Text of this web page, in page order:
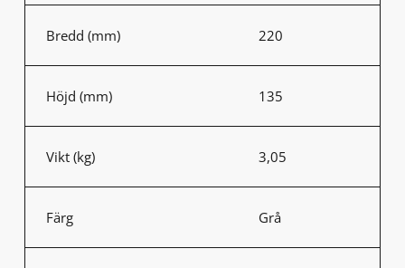
Bredd (mm) 220
Höjd (mm) 135
Vikt (kg) 3,05
Färg Grå